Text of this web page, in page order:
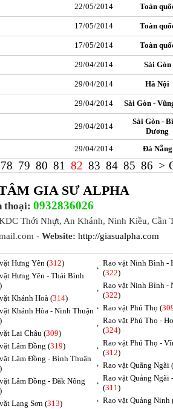
22/05/2014 Toàn
17/05/2014 Toàn
17/05/2014 Toàn
29/04/2014 Sài Gòn
29/04/2014 Hà Nội
29/04/2014 Sài Gòn -
29/04/2014
Sài Gòn -
Dương
29/04/2014 Đà Nẵng
78 79 80 81 82 83 84 85 86 >
GIA SƯ ALPHA
thoại: 0932836026
Thới Nhựt, An Khánh, Ninh Kiều, Cần
- Website: http://giasualpha.com
Hưng Yên (312)
Hưng Yên - Thái Bình
)
Khánh Hoà (314)
Khánh Hòa - Ninh Thuận
)
Lai Châu (309)
Lâm Đồng (319)
Lâm Đồng - Bình Thuận
)
Lâm Đồng - Đăk Nông
)
Lạng Sơn (313)
Rao vặt Ninh Bình -
(322)
Rao vặt Ninh Bình -
(322)
Rao vặt Phú Thọ (
Rao vặt Phú Thọ -
(324)
Rao vặt Phú Thọ -
(312)
Rao vặt Quãng Ngãi (
Rao vặt Quảng Ngãi
(311)
Rao vặt Quảng Ninh